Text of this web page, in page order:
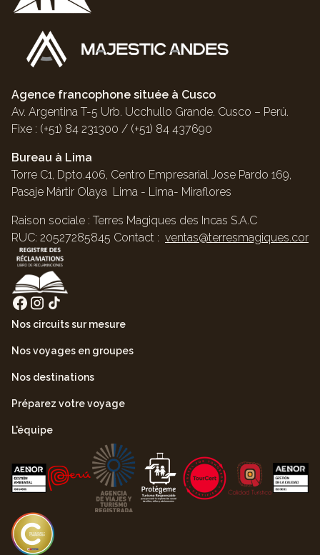
Agence francophone située à Cusco
Av. Argentina T-5 Urb. Ucchullo Grande. Cusco – Perú.
Fixe : (+51) 84 231300 / (+51) 84 437690
Bureau à Lima
Torre C1, Dpto.406, Centro Empresarial Jose Pardo 169,
Pasaje Mártir Olaya Lima - Lima- Miraflores
Raison sociale : Terres Magiques des Incas S.A.C
RUC: 20527285845 Contact : ventas@terresmagiques.com
Nos circuits sur mesure
Nos voyages en groupes
Nos destinations
Préparez votre voyage
L'équipe